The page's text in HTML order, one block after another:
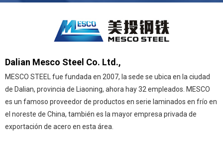
Dalian Mesco Steel Co. Ltd.,
MESCO STEEL fue fundada en 2007, la sede se ubica en la ciudad
de Dalian, provincia de Liaoning, ahora hay 32 empleados. MESCO
es un famoso proveedor de productos en serie laminados en frío en
el noreste de China, también es la mayor empresa privada de
exportación de acero en esta área.